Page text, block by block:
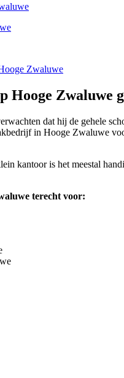
Zwaluwe
Hooge Zwaluwe
dat hij de gehele
in Hooge Zwaluwe
kantoor is het meestal
terecht voor: